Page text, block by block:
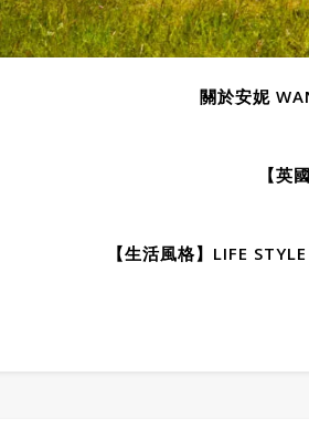
關於安妮
【英
【生活風格】LIFE STYLE